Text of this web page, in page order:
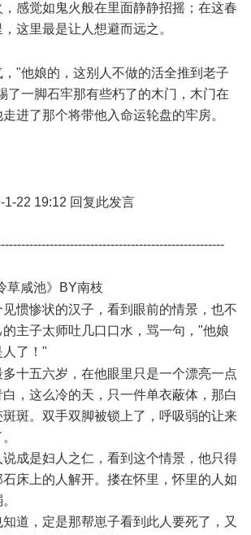
感觉如鬼火般在里面静静招摇；在这春
这里最是让人想避而远之。
他娘的，这别人不做的活全推到老子
了一脚石牢那有些朽了的木门，木门在
进了那个将带他入命运轮盘的牢房。
1-22 19:12 回复此发言
草咸池》BY南枝
惨状的汉子，看到眼前的情景，也不
主子太师吐几口口水，骂一句，"他娘
人了！"
五六岁，在他眼里只是一个漂亮一点
，这么冷的天，只一件单衣蔽体，那白
斑。双手双脚被锁上了，呼吸弱的让来
是妇人之仁，看到这个情景，他只得
床上的人解开。搂在怀里，怀里的人如
，定是那帮崽子看到此人要死了，又